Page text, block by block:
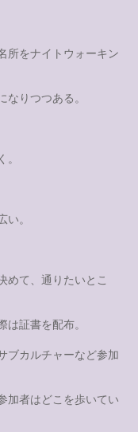
所をナイトウォーキン
なりつつある。
。
い。
めて、通りたいとこ
は証書を配布。
ブカルチャーなど参加
加者はどこを歩いてい